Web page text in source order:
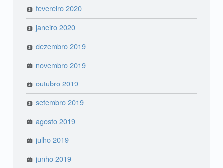
fevereiro 2020
janeiro 2020
dezembro 2019
novembro 2019
outubro 2019
setembro 2019
agosto 2019
julho 2019
junho 2019